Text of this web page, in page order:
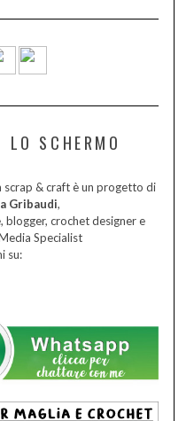
LO SCHERMO
scrap & craft è un progetto di
Gribaudi,
blogger, crochet designer e
Specialist
su: